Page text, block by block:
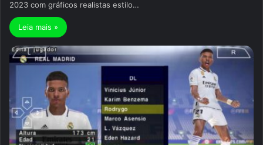
2023 com gráficos realistas estilo…
Leia mais »